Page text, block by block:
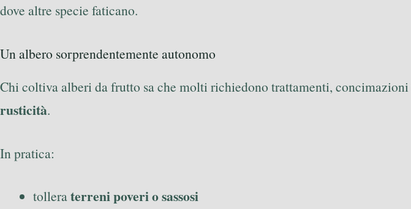
dove altre specie faticano.
Un albero sorprendentemente autonomo
Chi coltiva alberi da frutto sa che molti richiedono trattamenti,
rusticità.
In pratica:
tolleraterreni poveri o sassosi